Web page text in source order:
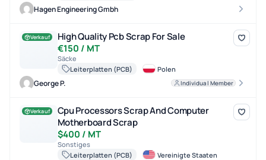
Hagen Engineering Gmbh
High Quality Pcb Scrap For Sale
Verkauf
High Quality Pcb Scrap For Sale
€150 / MT
Säcke
Leiterplatten (PCB)
Polen
George P. Individual Member
Cpu Processors Scrap And Computer Motherboard Scrap
Verkauf
Cpu Processors Scrap And Computer
Motherboard Scrap
$400 / MT
Sonstiges
Leiterplatten (PCB)
Vereinigte Staaten